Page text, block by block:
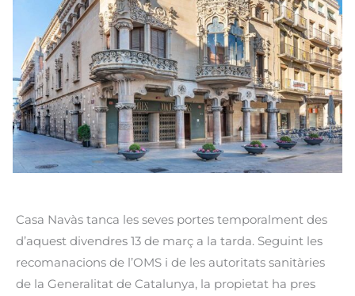
Casa Navàs tanca les seves portes temporalment des
d’aquest divendres 13 de març a la tarda. Seguint les
recomanacions de l’OMS i de les autoritats sanitàries
de la Generalitat de Catalunya, la propietat ha pres